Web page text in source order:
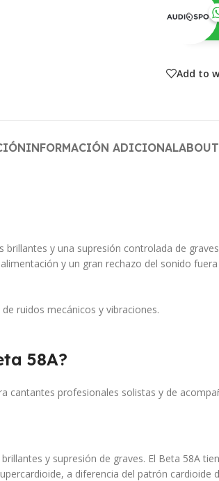
Add to
INFORMACIÓN ADICIONAL
y una supresión controlada de
y un gran rechazo del sonido
ruidos mecánicos y vibraciones.
58A?
cantantes profesionales solistas y de
y supresión de graves. El Beta 58A
a diferencia del patrón